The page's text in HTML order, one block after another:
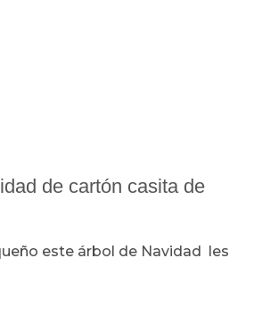
de cartón casita de
este árbol de Navidad les